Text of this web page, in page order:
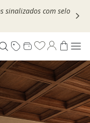
sinalizados com selo